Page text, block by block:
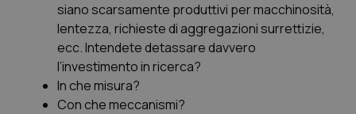
siano scarsamente produttivi per macchinosità,
lentezza, richieste di aggregazioni surrettizie,
ecc. Intendete detassare davvero
l’investimento in ricerca?
In che misura?
Con che meccanismi?
tracking-sites-ironfish-
session-id
www.quotidianosanita.it